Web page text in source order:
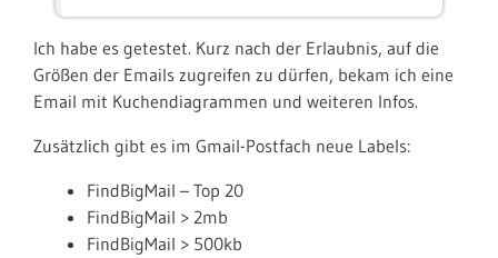
Ich habe es getestet. Kurz nach der Erlaubnis, auf die
Größen der Emails zugreifen zu dürfen, bekam ich eine
Email mit Kuchendiagrammen und weiteren Infos.
Zusätzlich gibt es im Gmail-Postfach neue Labels:
FindBigMail – Top 20
FindBigMail > 2mb
FindBigMail > 500kb